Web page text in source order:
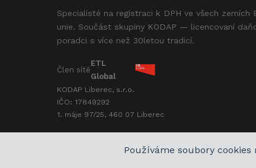
Specialisté na registraci k DPH ve všech zemích
unie. Součást skupiny KODAP — licencovaní
poradci s více než 30letou tradicí.
Člen sítě
ETL
Global
KODAP Liberec, s.r.o.
IČO: 17849292
1. máje 97/25, 460 07 Liberec
Používáme soubory